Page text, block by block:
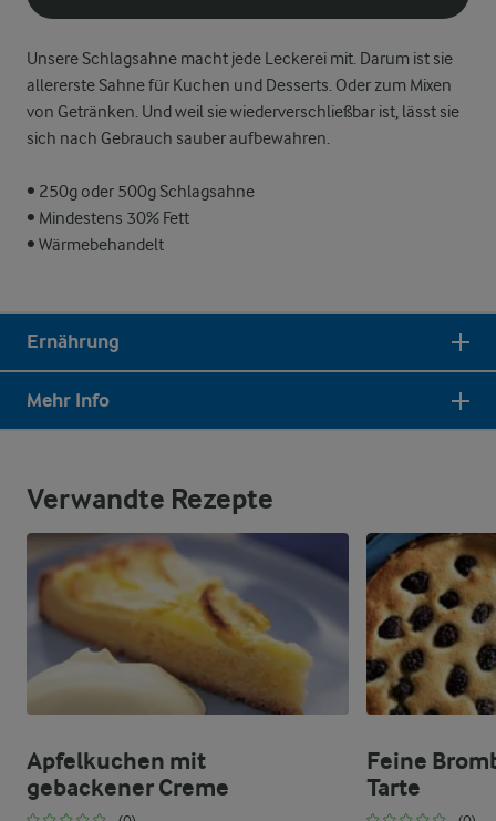
Unsere Schlagsahne macht jede Leckerei mit. Darum ist sie
allererste Sahne für Kuchen und Desserts. Oder zum Mixen
von Getränken. Und weil sie wiederverschließbar ist, lässt sie
sich nach Gebrauch sauber aufbewahren.
• 250g oder 500g Schlagsahne
• Mindestens 30% Fett
• Wärmebehandelt
Ernährung
Mehr Info
Verwandte Rezepte
Apfelkuchen mit
gebackener Creme
Feine
Tarte